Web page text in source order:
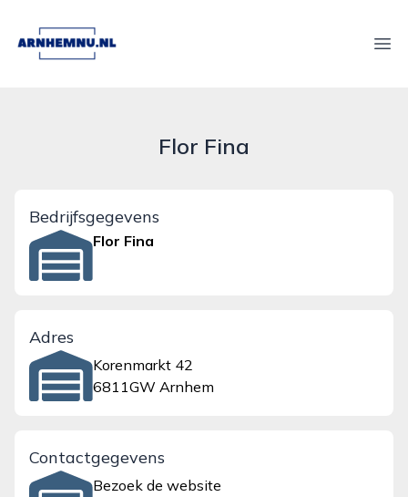
arnhemnu.nl
Flor Fina
Bedrijfsgegevens
Flor Fina
Adres
Korenmarkt 42
6811GW Arnhem
Contactgegevens
Bezoek de website